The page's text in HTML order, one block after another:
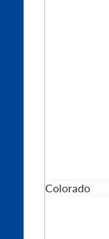
Colorado